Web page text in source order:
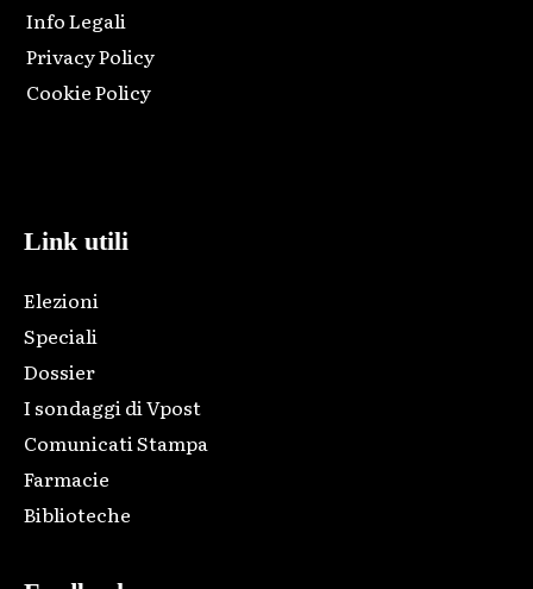
Info Legali
Privacy Policy
Cookie Policy
Link utili
Elezioni
Speciali
Dossier
I sondaggi di Vpost
Comunicati Stampa
Farmacie
Biblioteche